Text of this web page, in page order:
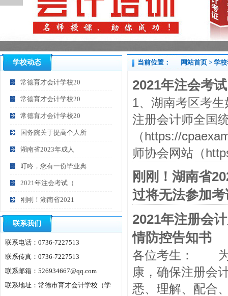
学校动态
常德育才会计学校20
常德育才会计学校20
常德育才会计学校20
国务院关于提高个人所
湖南省2023年成人
叮咚，您有一份毕业典
2021年注会考试（
刚刚！湖南省2021
联系我们
联系电话：0736-7227513
联系传真：0736-7227513
联系邮箱：526934667@qq.com
联系地址：常德市育才会计学校（学
当前位置： 网站首页 > 学
2021年注会考
1、湖南考区考
注册会计师全国
（https://
师协会网站（
刚刚！湖南省
过将无法参加考
2021年注册会
情防控告知书
各位考生： 为
康，确保注册会
悉、理解、配合